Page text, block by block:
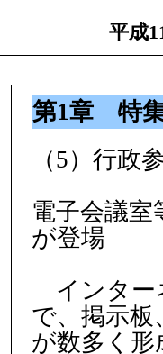
平成
第1章 特
（5）行政
電子会議
が登場
インター
で、掲示
が数多く形